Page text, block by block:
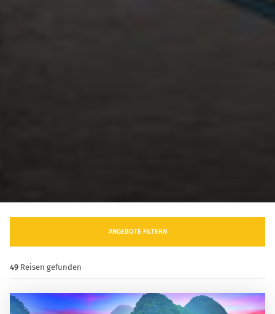
ANGEBOTE FILTERN
49 Reisen gefunden